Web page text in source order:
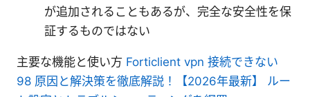
が追加されることもあるが、完全な安全性を保
証するものではない
主要な機能と使い方 Forticlient vpn 接続できない
98 原因と解決策を徹底解説！【2026年最新】 ルー